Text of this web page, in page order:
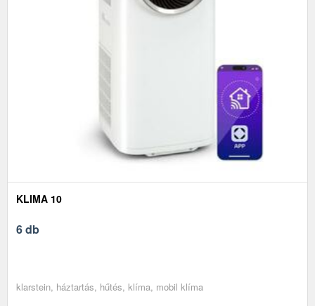
KLIMA 10
6 db
klarstein, háztartás, hűtés, klíma, mobil klíma